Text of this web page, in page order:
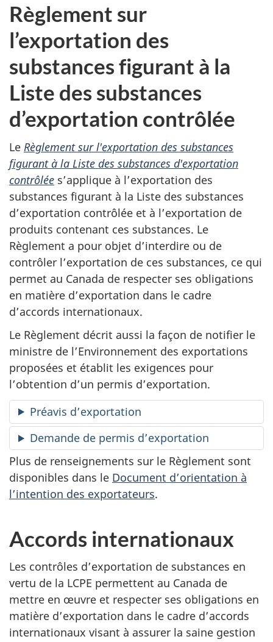
Règlement sur
l’exportation des
substances figurant à la
Liste des substances
d’exportation contrôlée
Le Règlement sur l'exportation des substances
figurant à la Liste des substances d'exportation
contrôlée s’applique à l’exportation des
substances figurant à la Liste des substances
d’exportation contrôlée et à l’exportation de
produits contenant ces substances. Le
Règlement a pour objet d’interdire ou de
contrôler l’exportation de ces substances, ce qui
permet au Canada de respecter ses obligations
en matière d’exportation dans le cadre
d’accords internationaux.
Le Règlement décrit aussi la façon de notifier le
ministre de l’Environnement des exportations
proposées et établit les exigences pour
l’obtention d’un permis d’exportation.
Préavis d’exportation
Demande de permis d’exportation
Plus de renseignements sur le Règlement sont
disponibles dans le Document d’orientation à
l’intention des exportateurs.
Accords internationaux
Les contrôles d’exportation de substances en
vertu de la LCPE permettent au Canada de
mettre en œuvre et respecter ses obligations en
matière d’exportation dans le cadre d’accords
internationaux visant à assurer la saine gestion